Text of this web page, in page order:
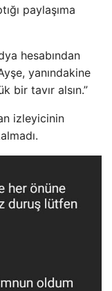
paylaşıma
hesabından
yanındakine
bir tavır alsın.”
izleyicinin